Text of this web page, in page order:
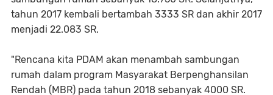
tahun 2017 kembali bertambah 3333 SR dan akhir 2017
menjadi 22.083 SR.
"Rencana kita PDAM akan menambah sambungan
rumah dalam program Masyarakat Berpenghansilan
Rendah (MBR) pada tahun 2018 sebanyak 4000 SR.